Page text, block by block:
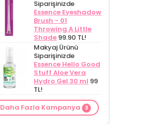
Siparişinizde
Essence Eyeshadow
Brush - 01
Throwing A Little
Shade 99.90 TL!
Makyaj Ürünü
Siparişinizde
Essence Hello Good
Stuff Aloe Vera
Hydro Gel 30 ml 99
TL!
From Natura
Kadınlar İçin
Terleme Karşıtı
Makyaj Kategorisine
Özel Fiyatİdea
Derma Glikolik Asit
Makyaj Ürünü
Siparişinizdeİnnova
Wash Gel Purifying
Daha Fazla Kampanya 3